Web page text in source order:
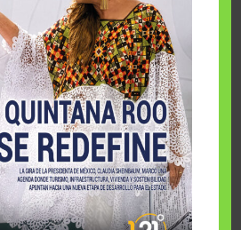
A-Wish México unieron
el deseo de una …